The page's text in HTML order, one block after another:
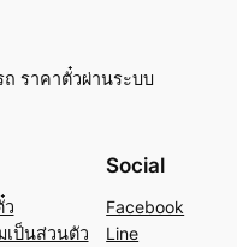
ถ ราคาตั๋วผ่านระบบ
เป็นส่วนตัว
Social
Facebook
Line